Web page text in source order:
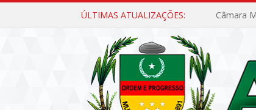
ÚLTIMAS ATUALIZAÇÕES: